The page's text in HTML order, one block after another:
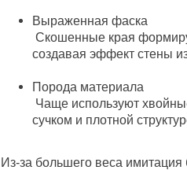
Выраженная фаска
Скошенные края
создавая эффект стены
Порода материала
Чаще используют
сучком и плотной
Из-за большего веса